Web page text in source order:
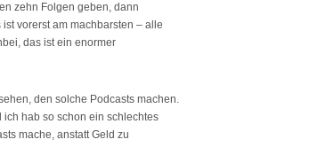
zehn Folgen geben, dann
vorerst am machbarsten – alle
das ist ein enormer
den solche Podcasts machen.
hab so schon ein schlechtes
mache, anstatt Geld zu